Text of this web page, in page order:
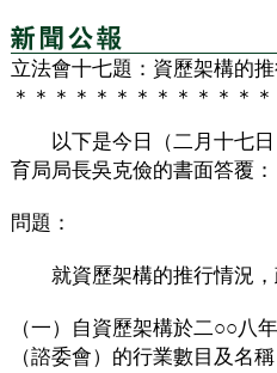
立法會十七題：資歷架構的
＊＊＊＊＊＊＊＊＊＊＊＊
以下是今日（二月十七日
育局局長吳克儉的書面答覆：
問題：
就資歷架構的推行情況，
（一）自資歷架構於二○○八
（諮委會）的行業數目及名